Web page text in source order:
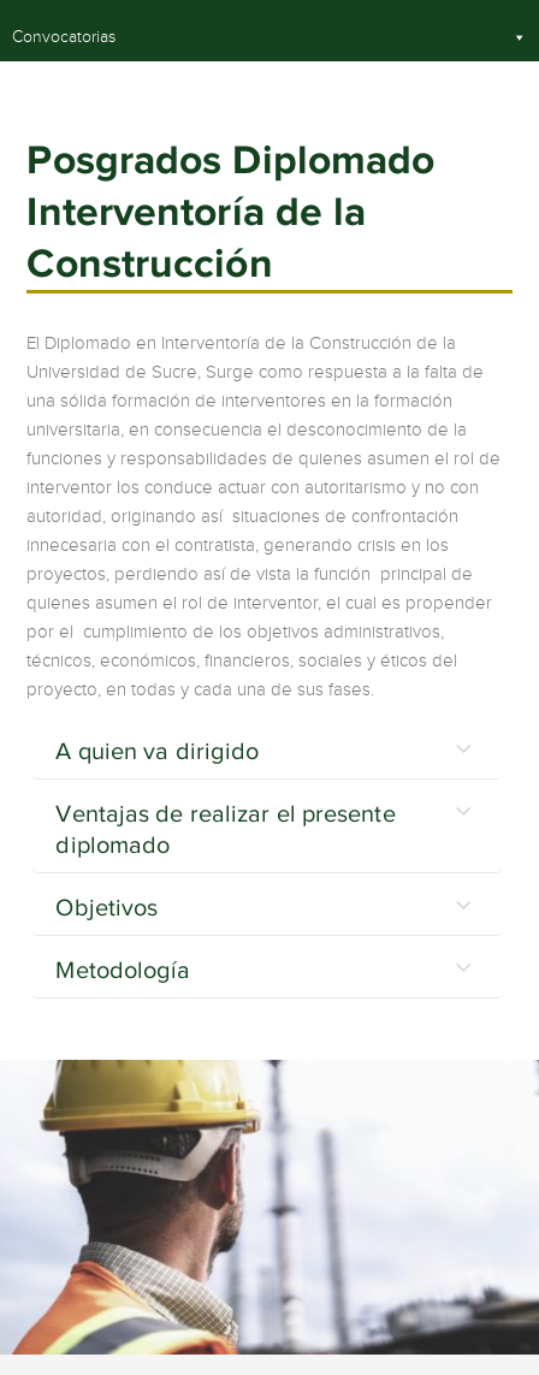
Convocatorias
Posgrados Diplomado
Interventoría de la
Construcción
El Diplomado en Interventoría de la Construcción de la
Universidad de Sucre, Surge como respuesta a la falta de
una sólida formación de interventores en la formación
universitaria, en consecuencia el desconocimiento de la
funciones y responsabilidades de quienes asumen el rol de
interventor los conduce actuar con autoritarismo y no con
autoridad, originando así situaciones de confrontación
innecesaria con el contratista, generando crisis en los
proyectos, perdiendo así de vista la función principal de
quienes asumen el rol de interventor, el cual es propender
por el cumplimiento de los objetivos administrativos,
técnicos, económicos, financieros, sociales y éticos del
proyecto, en todas y cada una de sus fases.
A quien va dirigido
Ventajas de realizar el presente
diplomado
Objetivos
Metodología